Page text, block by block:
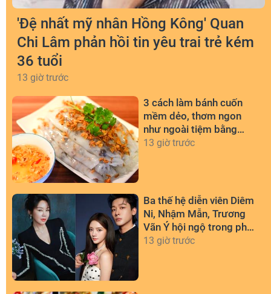
'Đệ nhất mỹ nhân Hồng Kông' Quan
Chi Lâm phản hồi tin yêu trai trẻ kém
36 tuổi
13 giờ trước
3 cách làm bánh cuốn
mềm dẻo, thơm ngon
như ngoài tiệm bằng
chảo chống dính
13 giờ trước
Ba thế hệ diễn viên Diêm
Ni, Nhậm Mẫn, Trương
Vãn Ý hội ngộ trong phim
mới
13 giờ trước